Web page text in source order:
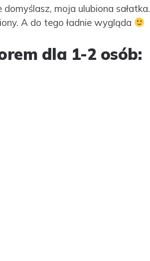
moja ulubiona sałatka.
A do tego ładnie wygląda
dla 1-2 osób: